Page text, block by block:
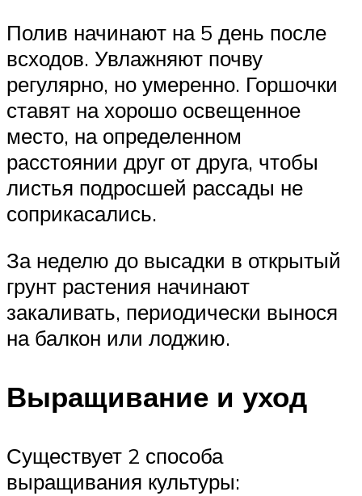
Полив начинают на 5 день после
всходов. Увлажняют почву
регулярно, но умеренно. Горшочки
ставят на хорошо освещенное
место, на определенном
расстоянии друг от друга, чтобы
листья подросшей рассады не
соприкасались.
За неделю до высадки в открытый
грунт растения начинают
закаливать, периодически вынося
на балкон или лоджию.
Выращивание и уход
Существует 2 способа
выращивания культуры: